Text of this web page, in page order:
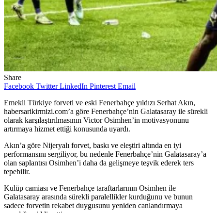
Share
Facebook Twitter LinkedIn Pinterest Email
Emekli Türkiye forveti ve eski Fenerbahçe yıldızı Serhat Akın,
habersarikirmizi.com’a göre Fenerbahçe’nin Galatasaray ile sürekli
olarak karşılaştırılmasının Victor Osimhen’in motivasyonunu
artırmaya hizmet ettiği konusunda uyardı.
Akın’a göre Nijeryalı forvet, baskı ve eleştiri altında en iyi
performansını sergiliyor, bu nedenle Fenerbahçe’nin Galatasaray’a
olan saplantısı Osimhen’i daha da gelişmeye teşvik ederek ters
tepebilir.
Kulüp camiası ve Fenerbahçe taraftarlarının Osimhen ile
Galatasaray arasında sürekli paralellikler kurduğunu ve bunun
sadece forvetin rekabet duygusunu yeniden canlandırmaya